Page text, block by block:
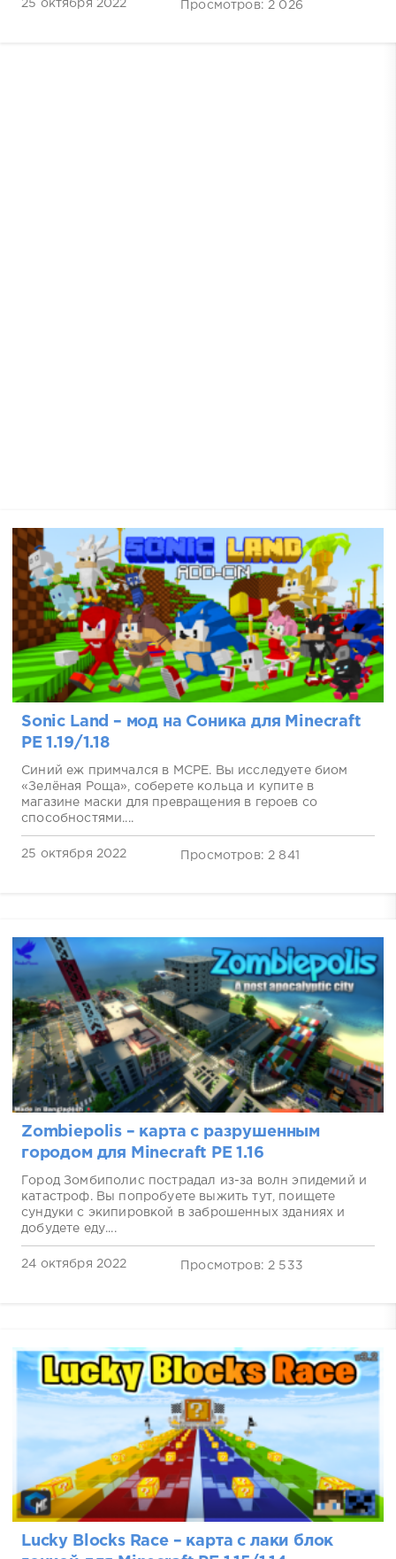
25 октября 2022 Просмотров: 2 026
Sonic Land – мод на Соника для Minecraft
PE 1.19/1.18
Синий еж примчался в MCPE. Вы исследуете биом
«Зелёная Роща», соберете кольца и купите в
магазине маски для превращения в героев со
способностями....
25 октября 2022 Просмотров: 2 841
Zombiepolis – карта с разрушенным
городом для Minecraft PE 1.16
Город Зомбиполис пострадал из-за волн эпидемий и
катастроф. Вы попробуете выжить тут, поищете
сундуки с экипировкой в заброшенных зданиях и
добудете еду....
24 октября 2022 Просмотров: 2 533
Lucky Blocks Race – карта с лаки блок